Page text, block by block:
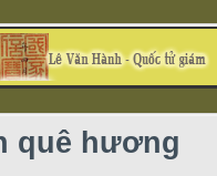
quê hương